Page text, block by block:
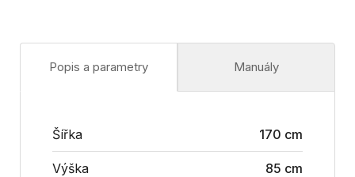
Popis a parametry Manuály
Šířka 170 cm
Výška 85 cm